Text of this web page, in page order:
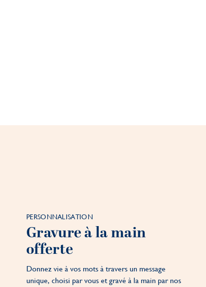
PERSONNALISATION
Gravure à la main
offerte
Donnez vie à vos mots à travers un message
unique, choisi par vous et gravé à la main par nos